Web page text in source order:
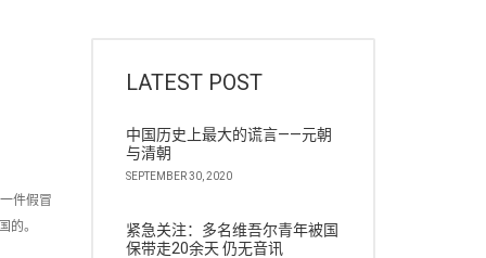
件假冒
的。
LATEST POST
中国历史上最大的谎言——元朝
与清朝
SEPTEMBER 30, 2020
紧急关注：多名维吾尔青年被国
保带走20余天 仍无音讯